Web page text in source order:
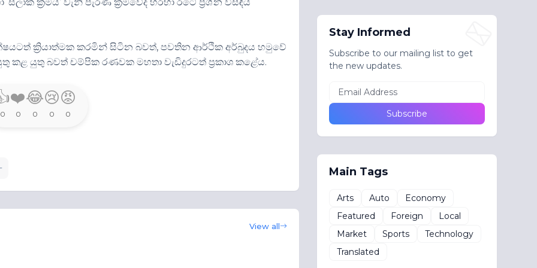
ක්‍රියාත්මක කරමින් සිටින බවත්, පවතින ආර්ථික අර්බුදය හමුවේ
කළ යුතු බවත් චම්පික රණවක මහතා වැඩිදුරටත් ප්‍රකාශ කළේය.
0
❤️
0
😂
0
😢
0
😡
0
View all
Stay Informed
Subscribe to our mailing list to get
the new updates.
Main Tags
Arts Auto
Economy
Featured
Foreign
Local
Market
Sports
Technology
Translated